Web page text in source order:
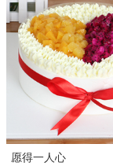
愿得一人心